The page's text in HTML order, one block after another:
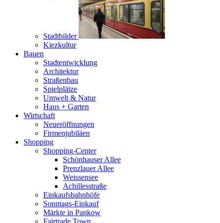
Stadtbilder
Kiezkultur
Bauen
Stadtentwicklung
Architektur
Straßenbau
Spielplätze
Umwelt & Natur
Haus + Garten
Wirtschaft
Neueröffnungen
Firmenjubiläen
Shopping
Shopping-Center
Schönhauser Allee
Prenzlauer Allee
Weissensee
Achillesstraße
Einkaufsbahnhöfe
Sonntags-Einkauf
Märkte in Pankow